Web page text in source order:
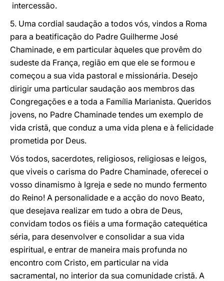
intercessão.
5. Uma cordial saudação a todos vós, vindos a Roma
para a beatificação do Padre Guilherme José
Chaminade, e em particular àqueles que provêm do
sudeste da França, região em que ele se formou e
começou a sua vida pastoral e missionária. Desejo
dirigir uma particular saudação aos membros das
Congregações e a toda a Família Marianista. Queridos
jovens, no Padre Chaminade tendes um exemplo de
vida cristã, que conduz a uma vida plena e à felicidade
prometida por Deus.
Vós todos, sacerdotes, religiosos, religiosas e leigos,
que viveis o carisma do Padre Chaminade, oferecei o
vosso dinamismo à Igreja e sede no mundo fermento
do Reino! A personalidade e a acção do novo Beato,
que desejava realizar em tudo a obra de Deus,
convidam todos os fiéis a uma formação catequética
séria, para desenvolver e consolidar a sua vida
espiritual, e entrar de maneira mais profunda no
encontro com Cristo, em particular na vida
sacramental, no interior da sua comunidade cristã. A